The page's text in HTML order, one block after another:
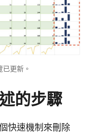
更新。
的步驟
快速機制來刪除